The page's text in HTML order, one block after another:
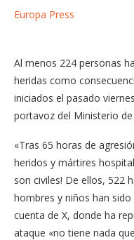
Europa Press
Al menos 224 personas
heridas como
iniciados el pasado
portavoz del Ministerio
«Tras 65 horas de
heridos y mártires
son civiles! De ellos, 522
hombres y niños han
cuenta de X, donde ha
ataque «no tiene nada